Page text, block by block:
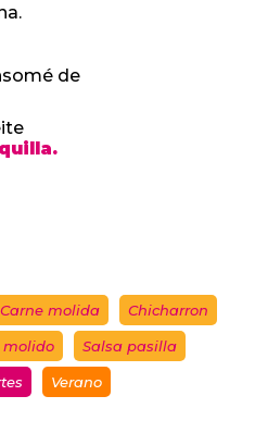
de
Carne molida Chicharron
molido Salsa pasilla
Verano